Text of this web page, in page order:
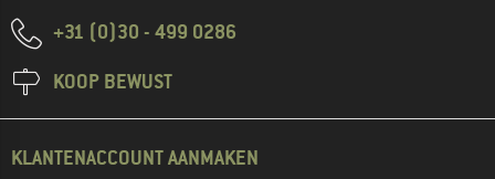
+31 (0)30 - 499 0286
KOOP BEWUST
KLANTENACCOUNT AANMAKEN